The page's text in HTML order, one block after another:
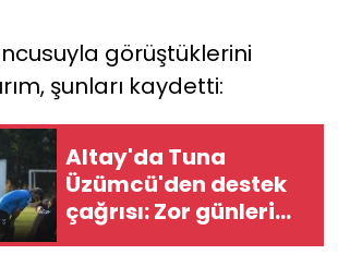
görüştüklerini
şunları kaydetti:
Altay'da Tuna
Üzümcü'den destek
çağrısı: Zor günleri
geride bırakacağız